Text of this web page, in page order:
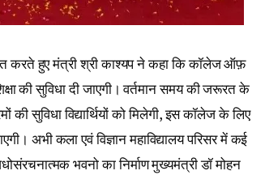
करते हुए मंत्री श्री काश्यप ने कहा कि कॉलेज ऑफ़
की सुविधा दी जाएगी। वर्तमान समय की जरूरत के
सुविधा विद्यार्थियों को मिलेगी, इस कॉलेज के लिए
अभी कला एवं विज्ञान महाविद्यालय परिसर में कई
भवनो का निर्माण मुख्यमंत्री डॉ मोहन